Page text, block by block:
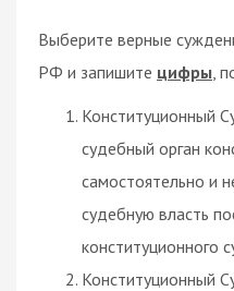
Выберите верные
РФ и запишите цифры ,
Конституционный
судебный орган
самостоятельно и
судебную власть
конституционного
Конституционный